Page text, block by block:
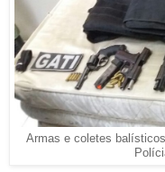
Armas e coletes